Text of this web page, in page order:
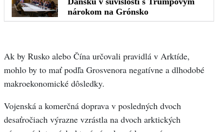
Ak by Rusko alebo Čína určovali pravidlá v Arktíde,
mohlo by to mať podľa Grosvenora negatívne a dlhodobé
makroekonomické dôsledky.
Vojenská a komerčná doprava v posledných dvoch
desaťročiach výrazne vzrástla na dvoch arktických